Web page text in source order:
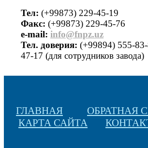
Тел: (+99873) 229-45-19
Факс: (+99873) 229-45-76
е-mail: info@fnpz.uz
Тел. доверия: (+99894) 555-
47-17 (для сотрудников завода)
ГЛАВНАЯ
ОБРАТНАЯ
КАРТА САЙТА